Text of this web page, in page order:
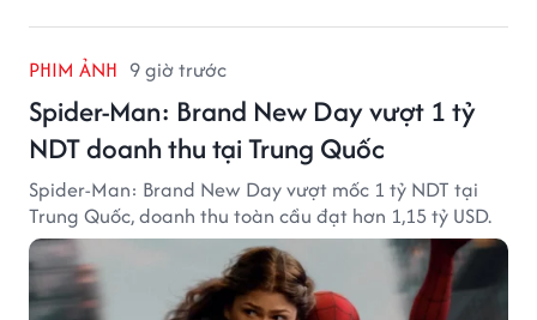
PHIM ẢNH 9 giờ trước
Spider-Man: Brand New Day vượt 1 tỷ
NDT doanh thu tại Trung Quốc
Spider-Man: Brand New Day vượt mốc 1 tỷ NDT tại
Trung Quốc, doanh thu toàn cầu đạt hơn 1,15 tỷ USD.